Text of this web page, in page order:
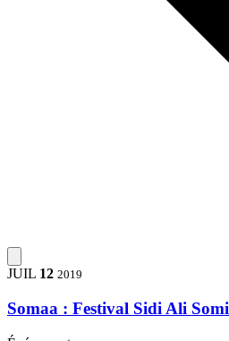
JUIL 12 2019
Somaa : Festival Sidi Ali